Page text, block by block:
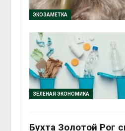
ЭКОЗАМЕТКА
ЗЕЛЕНАЯ ЭКОНОМИКА
Бухта Золотой Рог